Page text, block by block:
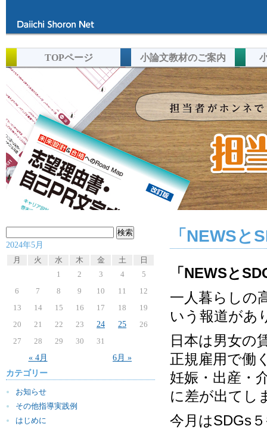
TOPページ 小論文教材のご案内
索:
2024年5月
月
火 水 木 金 土 日
« 4月 6月 »
1 2 3 4
5
6
7 8 9 10 11
12
13
14 15 16 17 18
19
20
21 22 23 24 25
26
27
28 29 30 31
カテゴリー
お知らせ
その他指導実践例
はじめに
「NEWS
「NEWSと
一人暮らしの
いう報道があ
日本は男女の
正規雇用で働
妊娠・出産・
に差が出てし
今月はSDGs